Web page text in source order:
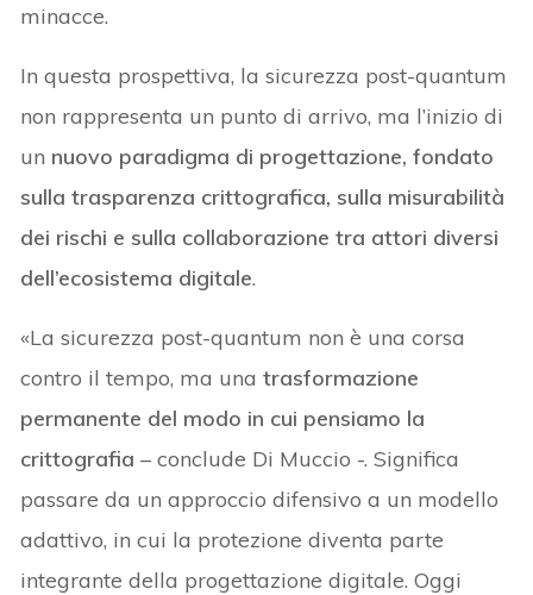
minacce.
In questa prospettiva, la sicurezza post-quantum
non rappresenta un punto di arrivo, ma l’inizio di
un nuovo paradigma di progettazione, fondato
sulla trasparenza crittografica, sulla misurabilità
dei rischi e sulla collaborazione tra attori diversi
dell’ecosistema digitale.
«La sicurezza post-quantum non è una corsa
contro il tempo, ma unatrasformazione
permanente del modo in cui pensiamo la
crittografia – conclude Di Muccio -. Significa
passare da un approccio difensivo a un modello
adattivo, in cui la protezione diventa parte
integrante della progettazione digitale. Oggi